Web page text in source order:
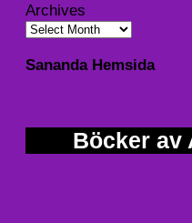
Archives
Sananda Hemsida
Böcker av